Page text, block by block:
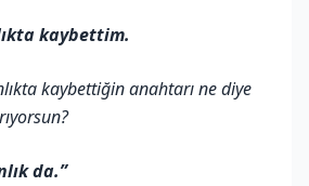
kaybettim.
kaybettiğin anahtarı ne diye
da.”